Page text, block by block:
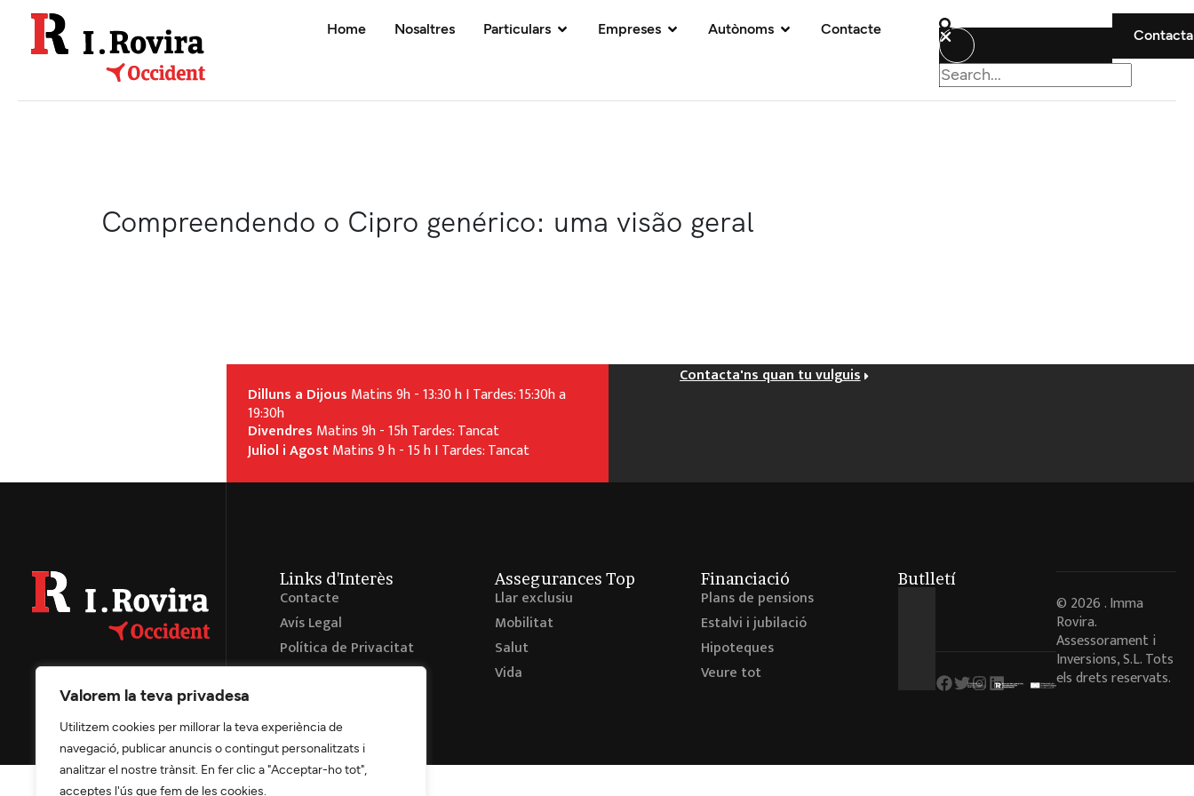
Valorem la teva privadesa
Utilitzem cookies per millorar la teva experiència de
navegació, publicar anuncis o contingut personalitzats i
analitzar el nostre trànsit. En fer clic a "Acceptar-ho tot",
acceptes l'ús que fem de les cookies.
Home Nosaltres Particulars Empreses Autònoms Contacte
Compreendendo o Cipro genérico: uma visão geral
Dilluns a Dijous Matins 9h - 13:30 h I Tardes: 15:30h a
19:30h
Divendres Matins 9h - 15h Tardes: Tancat
Juliol i AgostMatins 9 h - 15 h I Tardes: Tancat
Contacta'ns quan tu vulguis
Links d'Interès
Contacte
Avís Legal
Política de Privacitat
Preferencies Cookies
Assegurances Top
Llar exclusiu
Mobilitat
Salut
Vida
Financiació
Plans de pensions
Estalvi i jubilació
Hipoteques
Veure tot
Butlletí
© 2026 . Imma
Rovira.
Assessorament i
Inversions, S.L. Tots
els drets reservats.